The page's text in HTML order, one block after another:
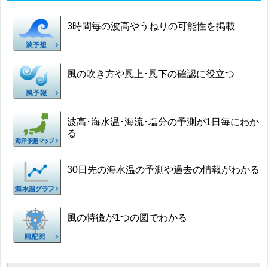
3時間毎の波高やうねりの可能性を掲載
風の吹き方や風上･風下の確認に役立つ
波高･海水温･海流･塩分の予測が1日毎にわか
る
30日先の海水温の予測や過去の情報がわかる
風の特徴が1つの図でわかる